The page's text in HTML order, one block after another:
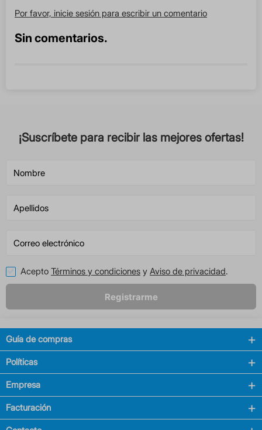
Por favor, inicie sesión para escribir un comentario
Sin comentarios.
¡Suscríbete para recibir las mejores ofertas!
Acepto Términos y condiciones y Aviso de privacidad.
Registrarme
Guía de compras
Políticas
Empresa
Facturación